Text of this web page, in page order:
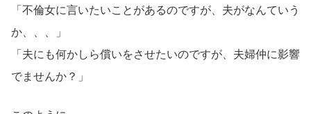
「不倫女に言いたいことがあるのですが、夫がなんていう
か、、、」
「夫にも何かしら償いをさせたいのですが、夫婦仲に影響
でませんか？」